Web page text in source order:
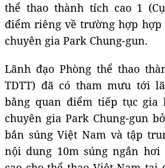
thể thao thành tích cao 1
điểm riêng về trường hợp hợp
chuyên gia Park Chung-gun.
Lãnh đạo Phòng thể thao
TDTT) đã có tham mưu tới
bằng quan điểm tiếp tục gia
chuyên gia Park Chung-gun
bắn súng Việt Nam và tập
nội dung 10m súng ngắn hơi